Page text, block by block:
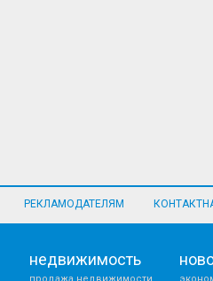
РЕКЛАМОДАТЕЛЯМ
недвижимость